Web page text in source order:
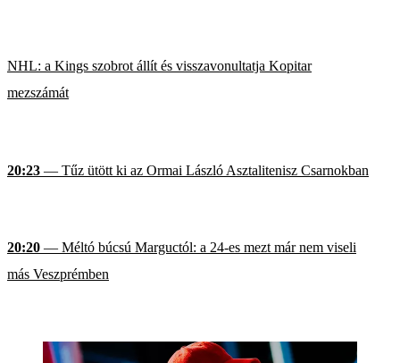
NHL: a Kings szobrot állít és visszavonultatja Kopitar
mezszámát
20:23 — Tűz ütött ki az Ormai László Asztalitenisz Csarnokban
20:20 — Méltó búcsú Marguctól: a 24-es mezt már nem viseli
más Veszprémben